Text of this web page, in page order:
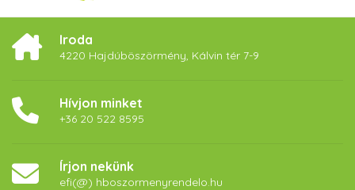
Iroda
4220 Hajdúböszörmény, Kálvin tér 7-9
Hívjon minket
+36 20 522 8595
Írjon nekünk
efi(@) hboszormenyrendelo.hu